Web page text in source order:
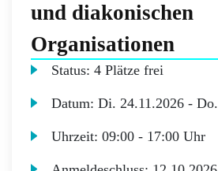
und diakonischen
Organisationen
Status:4 Plätze frei
Datum:Di. 24.11.2026 -Do.
Uhrzeit:09:00 - 17:00 Uhr